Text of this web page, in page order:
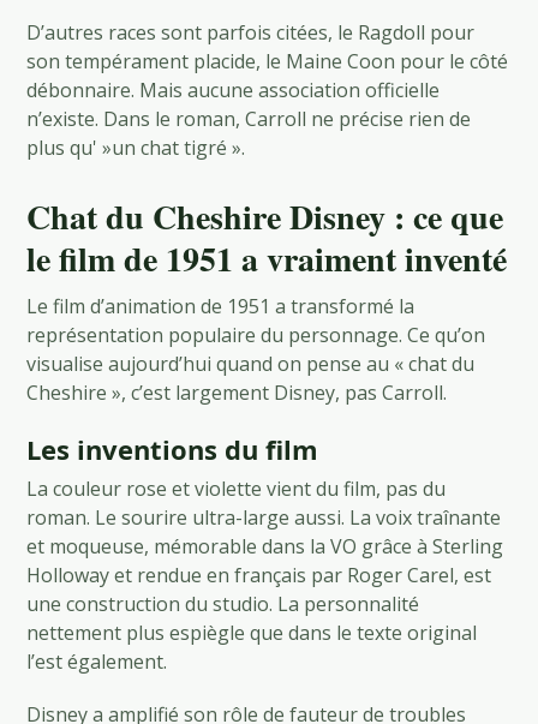
D’autres races sont parfois citées, le Ragdoll pour
son tempérament placide, le Maine Coon pour le côté
débonnaire. Mais aucune association officielle
n’existe. Dans le roman, Carroll ne précise rien de
plus qu' »un chat tigré ».
Chat du Cheshire Disney : ce que
le film de 1951 a vraiment inventé
Le film d’animation de 1951 a transformé la
représentation populaire du personnage. Ce qu’on
visualise aujourd’hui quand on pense au « chat du
Cheshire », c’est largement Disney, pas Carroll.
Les inventions du film
La couleur rose et violette vient du film, pas du
roman. Le sourire ultra-large aussi. La voix traînante
et moqueuse, mémorable dans la VO grâce à Sterling
Holloway et rendue en français par Roger Carel, est
une construction du studio. La personnalité
nettement plus espiègle que dans le texte original
l’est également.
Disney a amplifié son rôle de fauteur de troubles